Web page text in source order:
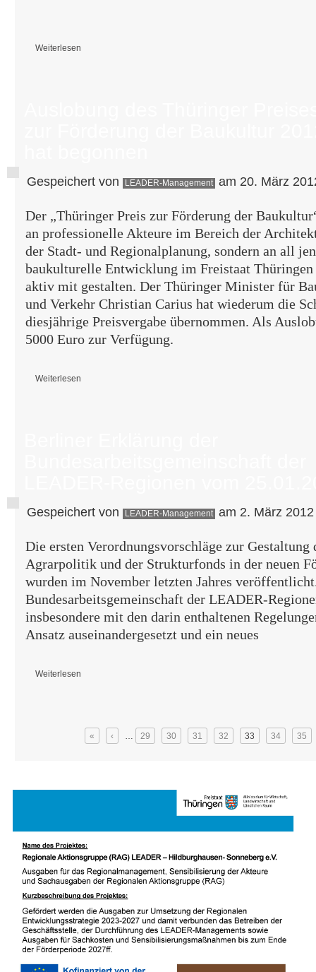
Weiterlesen
Gespeichert von LEADER-Management am 20. März
Der „Thüringer Preis zur Förderung der
an professionelle Akteure im Bereich der
der Stadt- und Regionalplanung, sondern an all
baukulturelle Entwicklung im Freistaat Thüringen
aktiv mit gestalten. Der Thüringer Minister für
und Verkehr Christian Carius hat wiederum die
diesjährige Preisvergabe übernommen. Als
5000 Euro zur Verfügung.
Weiterlesen
Gespeichert von LEADER-Management am 2. März
Die ersten Verordnungsvorschläge zur Gestaltung
Agrarpolitik und der Strukturfonds in der neuen
wurden im November letzten Jahres
Bundesarbeitsgemeinschaft der LEADER-
insbesondere mit den darin enthaltenen
Ansatz auseinandergesetzt und ein neues
Weiterlesen
« ‹ 29 30 31 32 33 34 35